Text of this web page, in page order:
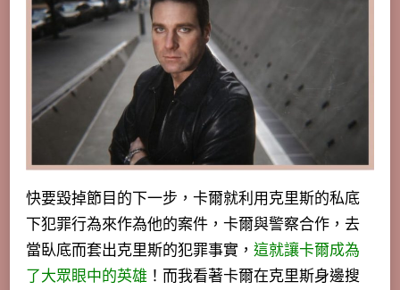
快要毀掉節目的下一步，卡爾就利用克里斯的私底
下犯罪行為來作為他的案件，卡爾與警察合作，去
當臥底而套出克里斯的犯罪事實， 這就讓卡爾成為
了大眾眼中的英雄 ！而我看著卡爾在克里斯身邊搜